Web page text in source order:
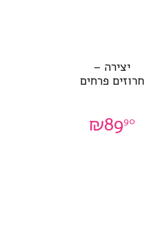
יצירה –
חרוזים פרחים
₪8990